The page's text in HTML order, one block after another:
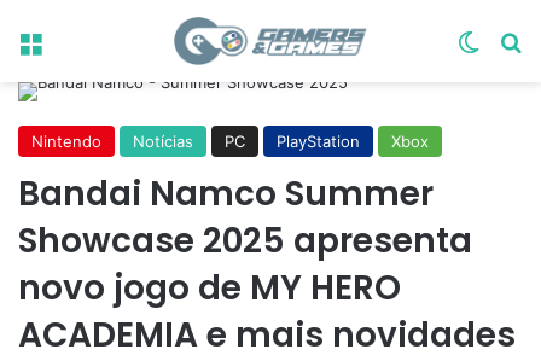
Menu
Nintendo Notícias PC PlayStation Xbox
Bandai Namco Summer
Showcase 2025 apresenta
novo jogo de MY HERO
ACADEMIA e mais novidades